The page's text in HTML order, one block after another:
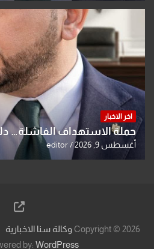
اخر الاخبار
حملة الاستهداف الفاشلة…
أغسطس 9, 2026 editor
Copyright © 2026 وكالة سنا الاخبارية
by: WordPress